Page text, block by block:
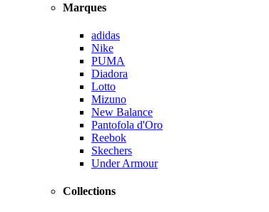
Marques
adidas
Nike
PUMA
Diadora
Lotto
Mizuno
New Balance
Pantofola d'Oro
Reebok
Skechers
Under Armour
Collections